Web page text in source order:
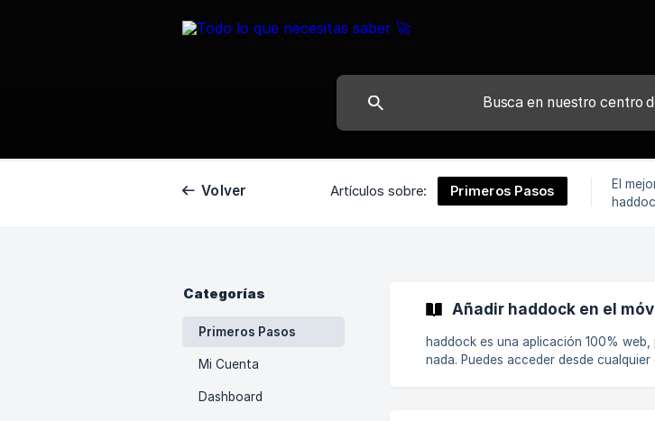
Volver Artículos sobre: Primeros Pasos
El
Categorías
Primeros Pasos
Mi Cuenta
Dashboard
Añadir haddock en el
haddock es una aplicación 100%
nada. Puedes acceder desde